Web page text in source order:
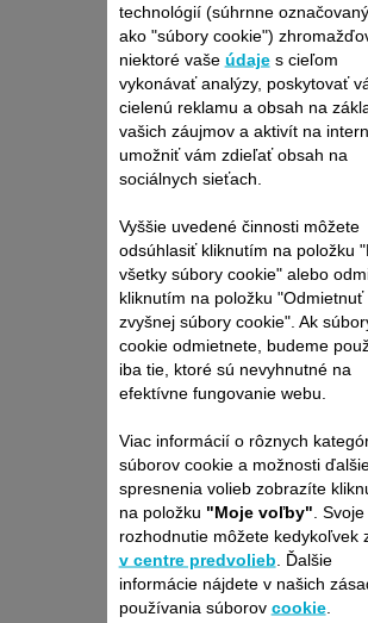
dispozícií
technológií (súhrnne
ako "súbory cookie")
niektoré vaše údajes cieľom
vykonávať analýzy, poskytovať
cielenú reklamu a obsah na
vašich záujmov a aktivít na
umožniť vám zdieľať obsah na
sociálnych sieťach.
Vyššie uvedené činnosti môžete
odsúhlasiť kliknutím na položku
všetky súbory cookie" alebo
kliknutím na položku "Odmietnuť
zvyšnej súbory cookie". Ak
cookie odmietnete, budeme
iba tie, ktoré sú nevyhnutné na
efektívne fungovanie webu.
Viac informácií o rôznych
súborov cookie a možnosti
spresnenia volieb zobrazíte
na položku "Moje voľby" . Svoje
rozhodnutie môžete kedykoľvek
v centre predvolieb . Ďalšie
informácie nájdete v našich
používania súborov cookie.